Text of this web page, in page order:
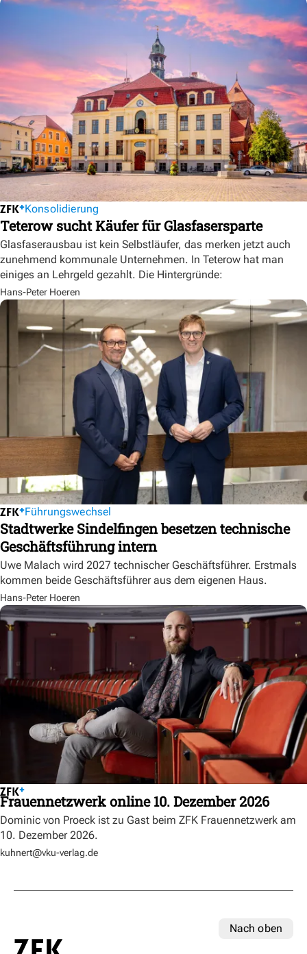
Konsolidierung
Teterow sucht Käufer für Glasfasersparte
Glasfaserausbau ist kein Selbstläufer, das merken jetzt auch
zunehmend kommunale Unternehmen. In Teterow hat man
einiges an Lehrgeld gezahlt. Die Hintergründe:
Hans-Peter Hoeren
Führungswechsel
Stadtwerke Sindelfingen besetzen technische
Geschäftsführung intern
Uwe Malach wird 2027 technischer Geschäftsführer. Erstmals
kommen beide Geschäftsführer aus dem eigenen Haus.
Hans-Peter Hoeren
Frauennetzwerk online 10. Dezember 2026
Dominic von Proeck ist zu Gast beim ZFK Frauennetzwerk am
10. Dezember 2026.
kuhnert@vku-verlag.de
Nach oben